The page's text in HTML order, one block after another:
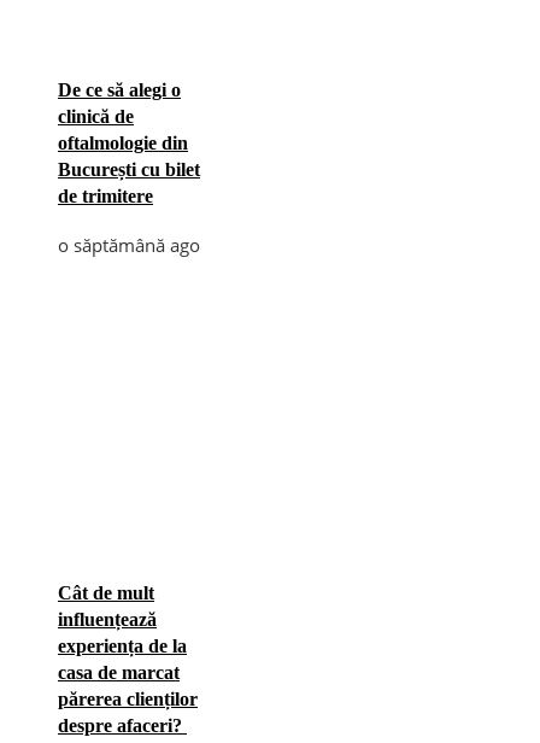
De ce să alegi o
clinică de
oftalmologie din
București cu bilet
de trimitere
o săptămână ago
Cât de mult
influențează
experiența de la
casa de marcat
părerea clienților
despre afaceri?